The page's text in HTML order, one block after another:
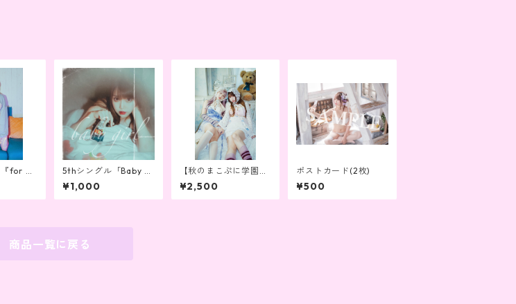
for m
5thシングル「Baby Gi
rl」CD-R（特典生写
真）
¥1,000
【秋のまこぷに学園】
Photo Book「makop
uni date Vol.3」
¥2,500
ポストカード(2枚)
¥500
商品一覧に戻る